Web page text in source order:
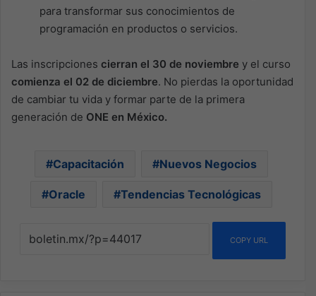
para transformar sus conocimientos de
programación en productos o servicios.
Las inscripciones cierran el 30 de noviembre y el curso
comienza el 02 de diciembre. No pierdas la oportunidad
de cambiar tu vida y formar parte de la primera
generación de ONE en México.
Capacitación Nuevos Negocios
Oracle Tendencias Tecnológicas
COPY URL